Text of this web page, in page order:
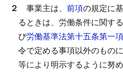
２ 事業主は、 前項の規定に
るときは、労働条件に関す
び労働基準法第十五条第一項
令で定める事項以外のもの
等により明示するように努